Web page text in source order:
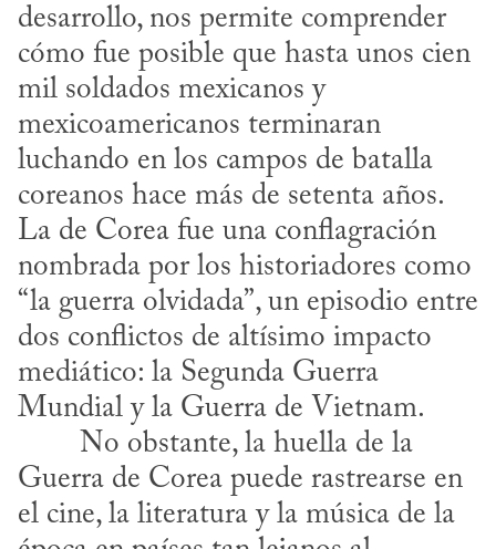
desarrollo, nos permite comprender
cómo fue posible que hasta unos cien
mil soldados mexicanos y
mexicoamericanos terminaran
luchando en los campos de batalla
coreanos hace más de setenta años.
La de Corea fue una conflagración
nombrada por los historiadores como
“la guerra olvidada”, un episodio entre
dos conflictos de altísimo impacto
mediático: la Segunda Guerra
Mundial y la Guerra de Vietnam.
Guerra de Corea puede rastrearse en
el cine, la literatura y la música de la